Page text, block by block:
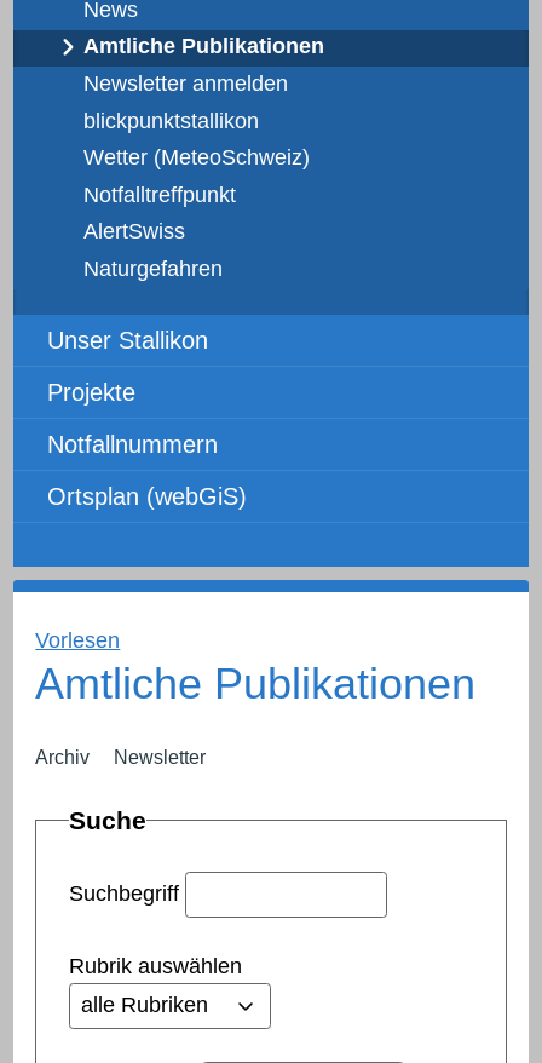
News
Amtliche Publikationen
Newsletter anmelden
blickpunktstallikon
Wetter (MeteoSchweiz)
Notfalltreffpunkt
AlertSwiss
Naturgefahren
Unser Stallikon
Projekte
Notfallnummern
Ortsplan (webGiS)
Vorlesen
Amtliche Publikationen
Archiv Newsletter
Suche
Suchbegriff
Rubrik auswählen